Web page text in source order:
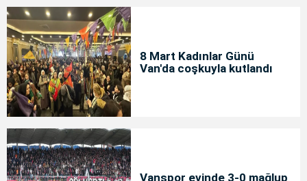
8 Mart Kadınlar Günü
Van'da coşkuyla kutlandı
Vanspor evinde 3-0 mağlup